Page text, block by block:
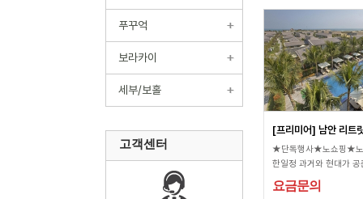
푸꾸억
보라카이
세부/보홀
고객센터
[프리미어] 남안 리트
★단독행사★노쇼핑★
한일정 과거와 현대가 공
의 휴양지. 다낭 국제공
운데 위치해서 이동이
요금문의